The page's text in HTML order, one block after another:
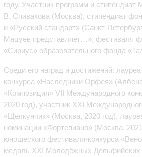
году. Участник программ и
В. Спивакова (Москва), стипендиат
и «Русский стандарт» (Санкт-
Мацуев представляет…», фестиваля
«Сириус» образовательного фонда
Среди его наград и достижений:
конкурса «Наследники Орфея»
«Композиция» VII Международного
2020 год), участник XXI
«Щелкунчик» (Москва, 2020 год),
номинации «Фортепиано» (Москва,
юношеского фестиваля-конкурса
медаль XXI Молодёжных Дельфийских